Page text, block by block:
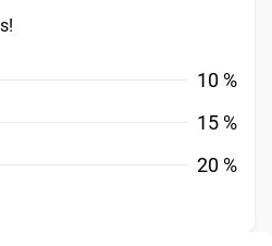
10 %
15 %
20 %